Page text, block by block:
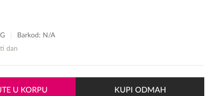
Barkod: N/A
dan
U KORPU KUPI ODMAH